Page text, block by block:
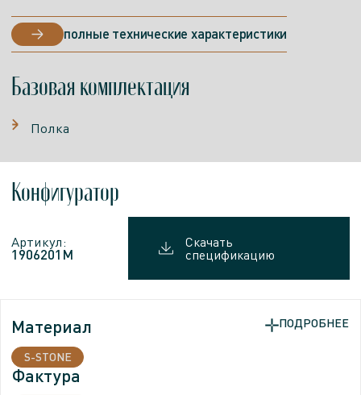
полные технические характеристики
Базовая комплектация
Полка
Конфигуратор
Артикул:
1906201M
Скачать
спецификацию
Материал
S-STONE
Фактура
ПОДРОБНЕЕ